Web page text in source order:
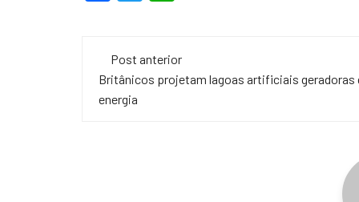
e
b
o
er s
A
Navegação
de
Post anterior
Britânicos projetam lagoas artificiais geradoras
energia